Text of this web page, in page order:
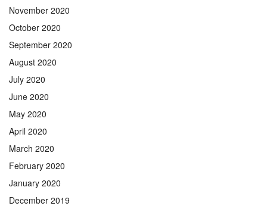
November 2020
October 2020
September 2020
August 2020
July 2020
June 2020
May 2020
April 2020
March 2020
February 2020
January 2020
December 2019